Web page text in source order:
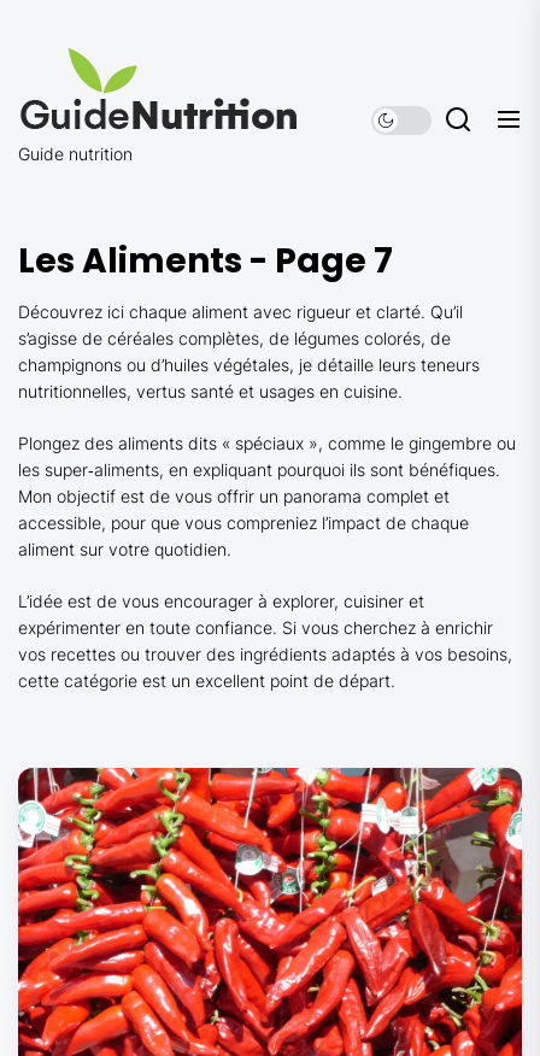
content
Guide nutrition
Les Aliments - Page 7
Découvrez ici chaque aliment avec rigueur et clarté. Qu’il
s’agisse de céréales complètes, de légumes colorés, de
champignons ou d’huiles végétales, je détaille leurs teneurs
nutritionnelles, vertus santé et usages en cuisine.
Plongez des aliments dits « spéciaux », comme le gingembre ou
les super‑aliments, en expliquant pourquoi ils sont bénéfiques.
Mon objectif est de vous offrir un panorama complet et
accessible, pour que vous compreniez l’impact de chaque
aliment sur votre quotidien.
L’idée est de vous encourager à explorer, cuisiner et
expérimenter en toute confiance. Si vous cherchez à enrichir
vos recettes ou trouver des ingrédients adaptés à vos besoins,
cette catégorie est un excellent point de départ.